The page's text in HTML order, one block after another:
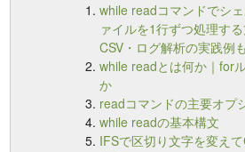
while readコマンドでシ
ァイルを1行ずつ処理す
CSV・ログ解析の実践例も
while readとは何か｜for
か
readコマンドの主要オプ
while readの基本構文
IFSで区切り文字を変え